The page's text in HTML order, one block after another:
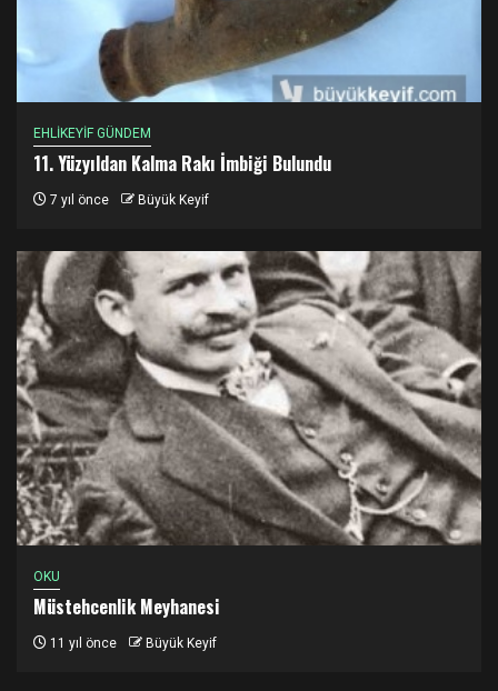
EHLİKEYİF GÜNDEM
11. Yüzyıldan Kalma Rakı İmbiği Bulundu
7 yıl önce Büyük Keyif
OKU
Müstehcenlik Meyhanesi
11 yıl önce Büyük Keyif